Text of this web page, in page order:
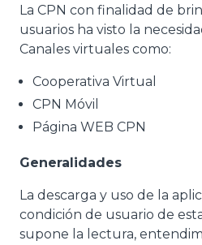
La CPN con finalidad de
usuarios ha visto la
Canales virtuales como:
Cooperativa Virtual
CPN Móvil
Página WEB CPN
Generalidades
La descarga y uso de la
condición de usuario de
supone la lectura,